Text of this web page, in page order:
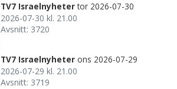
TV7 Israelnyheter tor 2026-07-30
2026-07-30 kl. 21.00
Avsnitt: 3720
TV7 Israelnyheter ons 2026-07-29
2026-07-29 kl. 21.00
Avsnitt: 3719